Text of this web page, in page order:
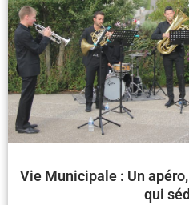
Vie Municipale : Un
qui